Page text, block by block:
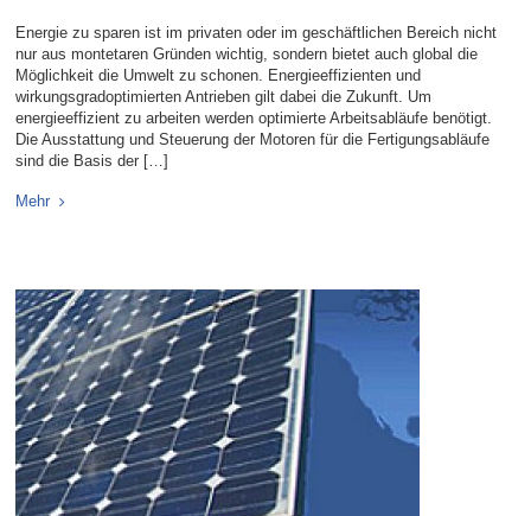
Energie zu sparen ist im privaten oder im geschäftlichen Bereich nicht
nur aus montetaren Gründen wichtig, sondern bietet auch global die
Möglichkeit die Umwelt zu schonen. Energieeffizienten und
wirkungsgradoptimierten Antrieben gilt dabei die Zukunft. Um
energieeffizient zu arbeiten werden optimierte Arbeitsabläufe benötigt.
Die Ausstattung und Steuerung der Motoren für die Fertigungsabläufe
sind die Basis der […]
Mehr